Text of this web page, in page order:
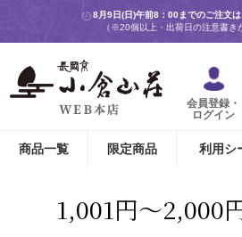
8月9日(日)午前8：00までのご注文
（※20個以上・出荷日の注意書き
会員登録・
ログイン
商品一覧 限定商品 利用シ
1,001円～2,000